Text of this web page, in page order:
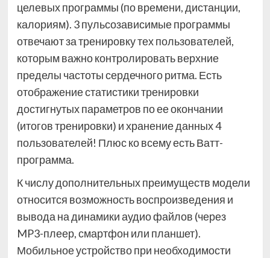
целевых программы (по времени, дистанции,
калориям). 3 пульсозависимые программы
отвечают за тренировку тех пользователей,
которым важно контролировать верхние
пределы частоты сердечного ритма. Есть
отображение статистики тренировки
достигнутых параметров по ее окончании
(итогов тренировки) и хранение данных 4
пользователей! Плюс ко всему есть Ватт-
программа.
К числу дополнительных преимуществ модели
относится возможность воспроизведения и
вывода на динамики аудио файлов (через
MP3-плеер, смартфон или планшет).
Мобильное устройство при необходимости